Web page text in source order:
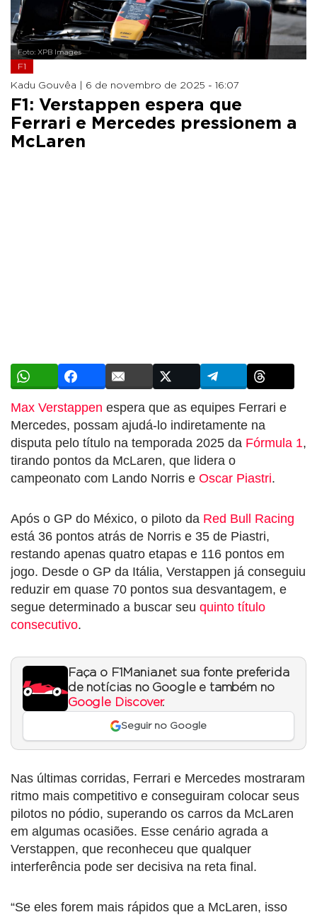
Foto: XPB Images
F1
Kadu Gouvêa | 6 de novembro de 2025 - 16:07
F1: Verstappen espera que
Ferrari e Mercedes pressionem a
McLaren
Max Verstappen espera que as equipes Ferrari e
Mercedes, possam ajudá-lo indiretamente na
disputa pelo título na temporada 2025 da Fórmula 1,
tirando pontos da McLaren, que lidera o
campeonato com Lando Norris e Oscar Piastri.
Após o GP do México, o piloto da Red Bull Racing
está 36 pontos atrás de Norris e 35 de Piastri,
restando apenas quatro etapas e 116 pontos em
jogo. Desde o GP da Itália, Verstappen já conseguiu
reduzir em quase 70 pontos sua desvantagem, e
segue determinado a buscar seu quinto título
consecutivo.
Faça o F1Mania.net sua fonte preferida
de notícias no Google e também no
Google Discover.
Seguir no Google
Nas últimas corridas, Ferrari e Mercedes mostraram
ritmo mais competitivo e conseguiram colocar seus
pilotos no pódio, superando os carros da McLaren
em algumas ocasiões. Esse cenário agrada a
Verstappen, que reconheceu que qualquer
interferência pode ser decisiva na reta final.
“Se eles forem mais rápidos que a McLaren, isso